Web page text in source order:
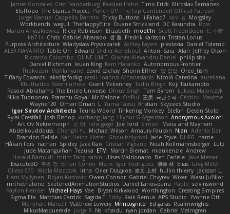
James Gonzales Cristi Vanderburg Kaeden Hahn Timo Erick Miroslav Šamánek
EfulTopo The Starius Project Punch UP: The Top Contender! Official Patreon
Jorge Manuel Cappello Barreto Sticky Buttons iiiFahad7 재우 김 Morgsley
Workbench wegu1 TheHappyElite Duane Strickland DC Kasundra Ross
Marcin Anyszkiewicz Ricky Robinson Elizabeth moot1n Scott Fredrickson 仁 小野
kb714 Chris Gabriel Alvarado 哲 董 Fredrik Karlsson Tristan Lorius
Purpose Architecture Władysław Pryszczarek Ashley Fayers plexlexia Daniel Tidemo
ALEX NAVARRO Table On Edward Didier Aerlebout Anton Sara Alan Jeffrey Olson
Riccardo Colombo OHNE LIMIT Gionea Alexandru Daniel philip sisk
Daniel Richman Ieuan King Karri Haranko Autonomous Frontier
Thokozani Mahlanyane david cachay Shonn Effner 얍 얍얍 Oreo_tism
Tiffany Edwards iaksdfg fodkg ressii Ioannis Athanasiadis Nicolò Caterina aureliana
Khuthadzo Ratshilumela Grant Mckenney Tadin Brego Koji Tsukamoto
Rasool Abrahams The Entire Universe Dhruv Singh Tom Byrom Łukasz Majorczyk
Niko Tuononen Pranshu Goyal Mr Malone OnPui 王庚 극단수작 Cédrick Maxime
Wayne120 Omair Omari L Yuma Taesu Kristian Skyzee's Studio
Igor Sirotov Architects Teunis Woord Tinkering Monkey Stefan Devan Stolp
Rylai Crestfall Josh Bishop xuchang jiang Hlynur G Asgeirsson Anonymous Axolotl
Art Ov Nekromorph
正 明 Felix gogo Joe Ford Simon
Mana and Mayhem
Abdelkouddouss ChengXi Yu Michael Wilson Amaury Faucon Njan Adenta Dar
Brandon Belisle Karl-Heinz Köster Ghoulishlycool Jarle Styve DHFG
name
Håkan Fors nathan Spidey Jack Rao Cristian Vigliano Noah Kollmannsberger Lutz
Jude Matanguihan Tezuka ETM Marcin Biernat miaukenzie Andrew
Horald Bartoldt ttitim Tang sahin Ulises Maldonado Ben Carlisle Jake Messer
Exacute3D 주호 정 Ethan Cohen Metix Igor Rodriguez 朋弥 林 Elias Greg Miller
Gliese 570 Wiola Miszczak Irina Олег Гладков 凌太 上村 hullin thierry Jackson L.
Harri Myllynen
Bojan Kostovic Owen Connor Gabriel Chvyrev Wixer Wasu Ju'Nior
mrthethatone SketchedAnimationStudios Daniel Larios-parra Pablo selvinsworld
Payton Heniser Michael Hays Vae Bryan Kirkwood Worthington Creating Simpires
Sigma Eta
Matthias Carrick Sagida T Eddy Raik Remus APS Studio Yvonne Ott
Menyhárt Marcell Matthew Lowery MrIncognito Ed garas Realmwrights
MikusMasquerade jorge R Ns Khaidu ryan jordan
Gabriel Malmgren